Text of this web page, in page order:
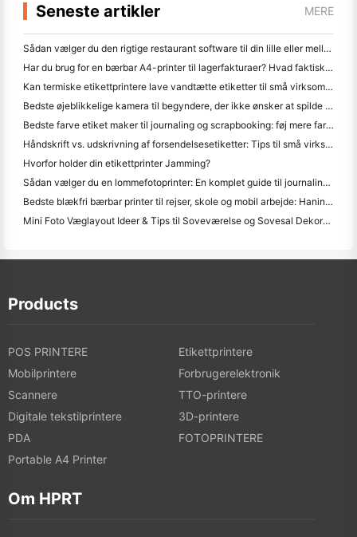
Seneste artikler MERE
Sådan vælger du den rigtige restaurant software til din lille eller mellemstore restaurant
Har du brug for en bærbar A4-printer til lagerfakturaer? Hvad faktisk virker
Kan termiske etikettprintere lave vandtætte etiketter til små virksomhedsprodukter?
Bedste øjeblikkelige kamera til begyndere, der ikke ønsker at spilde papir
Bedste farve etiket maker til journaling og scrapbooking: føj mere farve til hver side
Håndskrift vs. udskrivning af forsendelsesetiketter: Tips til små virksomheder i 2026
Hvorfor holder din etikettprinter Jamming?
Sådan vælger du en lommefotoprinter: En komplet guide til journaling, rejser og iPhone-brugere
Bedste blækfri bærbar printer til rejser, skole og mobil arbejde: Hanin MT620 Pro anmeldelse
Mini Foto Væglayout Ideer & Tips til Soveværelse og Sovesal Dekoration
Products
POS PRINTERE
Etikettprintere
Mobilprintere
Forbrugerelektronik
Scannere
TTO-printere
Digitale tekstilprintere
3D-printere
PDA
FOTOPRINTERE
Portable A4 Printer
Om HPRT